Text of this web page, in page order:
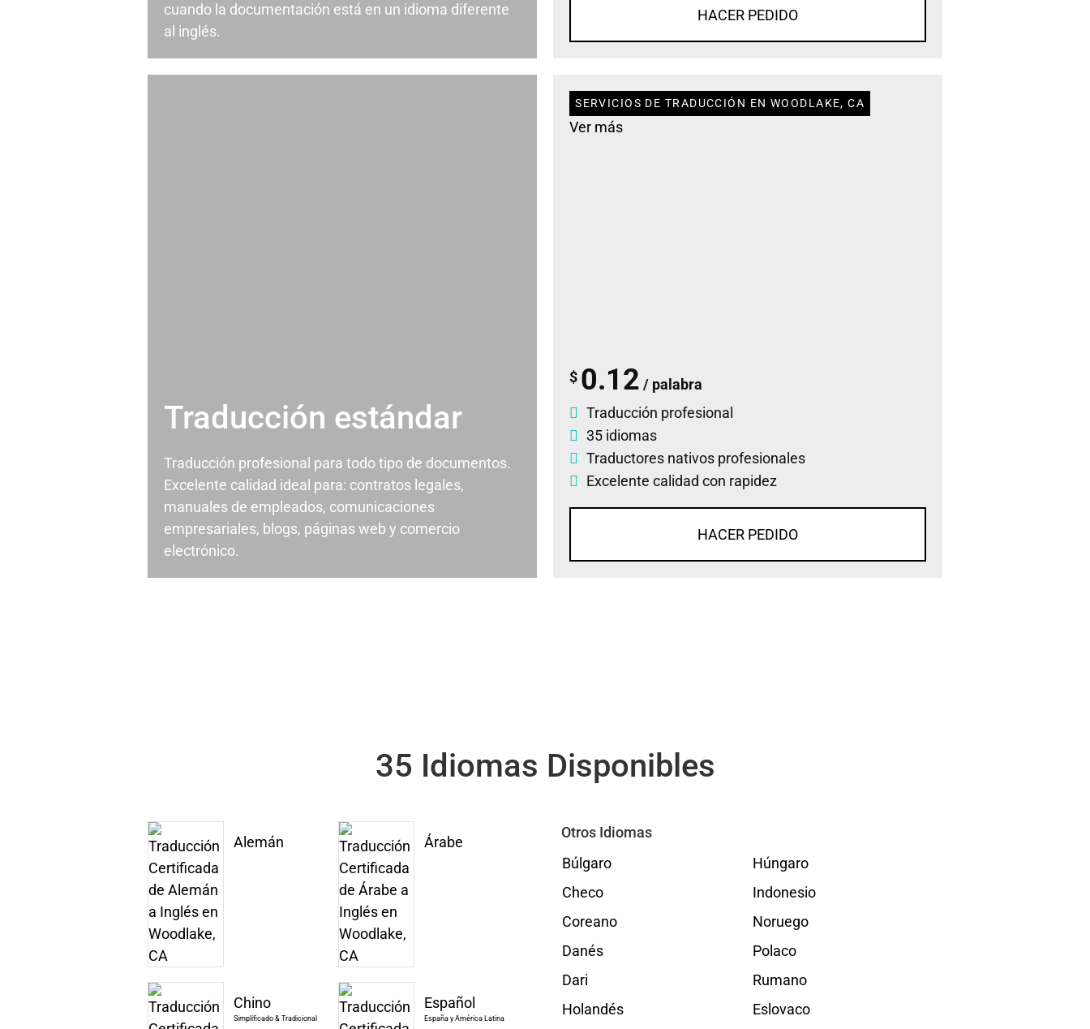
cuando la documentación está en un idioma diferente
al inglés.
HACER PEDIDO
Traducción estándar
Traducción profesional para todo tipo de documentos.
Excelente calidad ideal para: contratos legales,
manuales de empleados, comunicaciones
empresariales, blogs, páginas web y comercio
electrónico.
SERVICIOS DE TRADUCCIÓN EN WOODLAKE, CA
Ver más
$ 0.12 / palabra
Traducción profesional
35 idiomas
Traductores nativos profesionales
Excelente calidad con rapidez
HACER PEDIDO
35 Idiomas Disponibles
Alemán Árabe
Chino
Simplificado & Tradicional
Español
España y América Latina
Otros Idiomas
Búlgaro
Checo
Coreano
Danés
Dari
Holandés
Húngaro
Indonesio
Noruego
Polaco
Rumano
Eslovaco